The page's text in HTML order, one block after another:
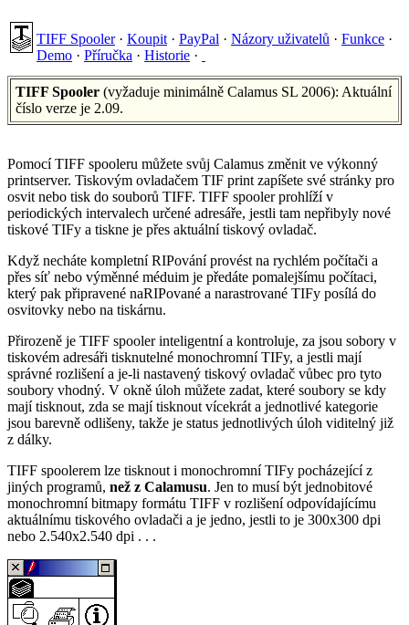
TIFF Spooler· Koupit · PayPal · Názory uživatelů · Funkce ·
Demo · Příručka · Historie ·
TIFF Spooler (vyžaduje minimálně Calamus SL 2006): Aktuální
číslo verze je 2.09.
Pomocí TIFF spooleru můžete svůj Calamus změnit ve výkonný
printserver. Tiskovým ovladačem TIF print zapíšete své stránky pro
osvit nebo tisk do souborů TIFF. TIFF spooler prohlíží v
periodických intervalech určené adresáře, jestli tam nepřibyly nové
tiskové TIFy a tiskne je přes aktuální tiskový ovladač.
Když necháte kompletní RIPování provést na rychlém počítači a
přes síť nebo výměnné méduim je předáte pomalejšímu počítaci,
který pak připravené naRIPované a narastrované TIFy posílá do
osvitovky nebo na tiskárnu.
Přirozeně je TIFF spooler inteligentní a kontroluje, za jsou sobory v
tiskovém adresáři tisknutelné monochromní TIFy, a jestli mají
správné rozlišení a je-li nastavený tiskový ovladač vůbec pro tyto
soubory vhodný. V okně úloh můžete zadat, které soubory se kdy
mají tisknout, zda se mají tisknout vícekrát a jednotlivé kategorie
jsou barevně odlišeny, takže je status jednotlivých úloh viditelný již
z dálky.
TIFF spoolerem lze tisknout i monochromní TIFy pocházející z
jiných programů, než z Calamusu. Jen to musí být jednobitové
monochromní bitmapy formátu TIFF v rozlišení odpovídajícímu
aktuálnímu tiskového ovladači a je jedno, jestli to je 300x300 dpi
nebo 2.540x2.540 dpi . . .